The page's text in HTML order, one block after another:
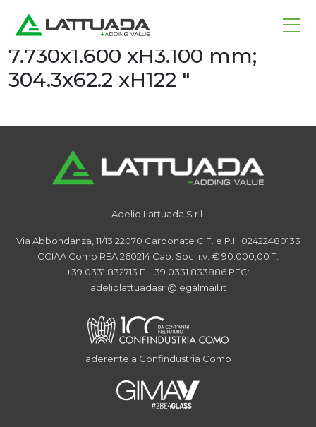
Ingombri:
7.730x1.600 xH3.100 mm;
304.3x62.2 xH122 "
Adelio Lattuada S.r.l.
Via Abbondanza, 11/13 22070 Carbonate C.F. e P.I.: 02422480133
CCIAA Como REA 260214 Cap. Soc. i.v. € 90.000,00 T.
+39.0331.832713 F. +39.0331.833886 PEC:
adeliolattuadasrl@legalmail.it
aderente a Confindustria Como